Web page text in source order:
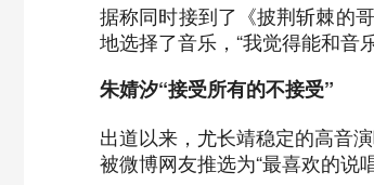
据称同时接到了《披荆斩棘的
地选择了音乐，“我觉得能和音
朱婧汐“接受所有的不接受”
出道以来，尤长靖稳定的高音
被微博网友推选为“最喜欢的说唱